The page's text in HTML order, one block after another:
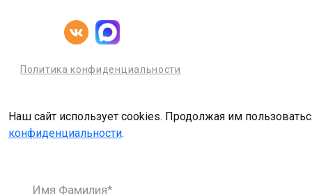
Политика конфиденциальности
Наш сайт использует cookies. Продолжая им
конфиденциальности.
Имя Фамилия*